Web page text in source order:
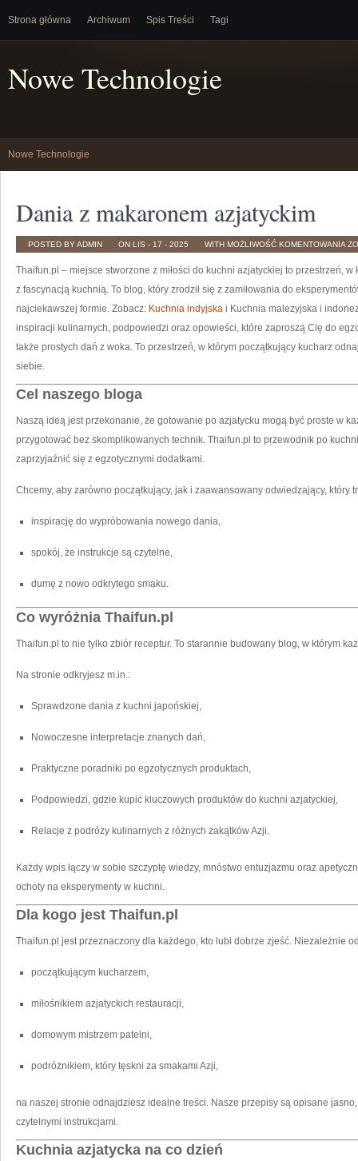
Strona główna Archiwum Spis Treści Tagi
Nowe Technologie
Nowe Technologie
Dania z makaronem azjatyckim
POSTED BY ADMIN ON LIS - 17 - 2025 WITH MOŻLIWOŚĆ KOMENTOWANIA
Z
Thaifun.pl – miejsce stworzone z miłości do kuchni azjatyckiej to przestrzeń,
z fascynacją kuchnią. To blog, który zrodził się z zamiłowania do
najciekawszej formie. Zobacz: Kuchnia indyjska i Kuchnia malezyjska i
inspiracji kulinarnych, podpowiedzi oraz opowieści, które zaproszą Cię do
także prostych dań z woka. To przestrzeń, w którym początkujący kucharz
siebie.
Cel naszego bloga
Naszą ideą jest przekonanie, że gotowanie po azjatycku mogą być proste w
przygotować bez skomplikowanych technik. Thaifun.pl to przewodnik po
zaprzyjaźnić się z egzotycznymi dodatkami.
Chcemy, aby zarówno początkujący, jak i zaawansowany odwiedzający, który
inspirację do wypróbowania nowego dania,
spokój, że instrukcje są czytelne,
dumę z nowo odkrytego smaku.
Co wyróżnia Thaifun.pl
Thaifun.pl to nie tylko zbiór receptur. To starannie budowany blog, w którym
Na stronie odkryjesz m.in.:
Sprawdzone dania z kuchni japońskiej,
Nowoczesne interpretacje znanych dań,
Praktyczne poradniki po egzotycznych produktach,
Podpowiedzi, gdzie kupić kluczowych produktów do kuchni azjatyckiej,
Relacje z podróży kulinarnych z różnych zakątków Azji.
Każdy wpis łączy w sobie szczyptę wiedzy, mnóstwo entuzjazmu oraz
ochoty na eksperymenty w kuchni.
Dla kogo jest Thaifun.pl
Thaifun.pl jest przeznaczony dla każdego, kto lubi dobrze zjeść. Niezależnie
początkującym kucharzem,
miłośnikiem azjatyckich restauracji,
domowym mistrzem patelni,
podróżnikiem, który tęskni za smakami Azji,
na naszej stronie odnajdziesz idealne treści. Nasze przepisy są opisane
czytelnymi instrukcjami.
Kuchnia azjatycka na co dzień